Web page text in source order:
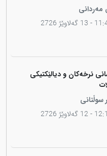
مەردانی
نرخەکان و دیالێکتیکی
سوڵتانی